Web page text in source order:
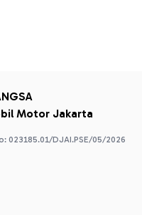
Motor Jakarta
023185.01/DJAI.PSE/05/2026